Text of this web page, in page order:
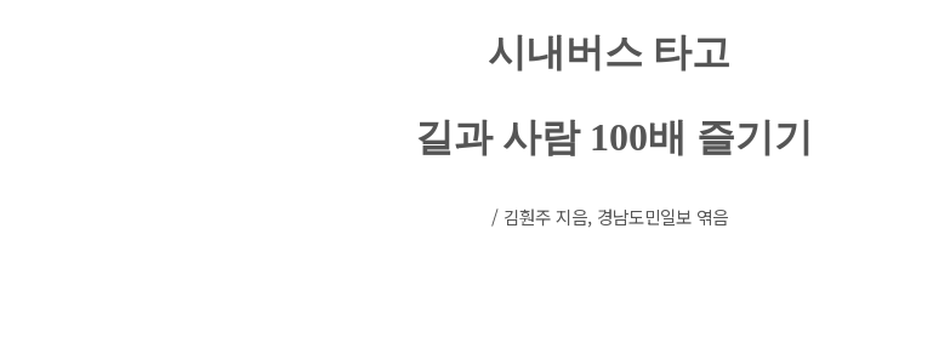
시내버스 타고
길과 사람 100배 즐기기
/ 김훤주 지음, 경남도민일보 엮음